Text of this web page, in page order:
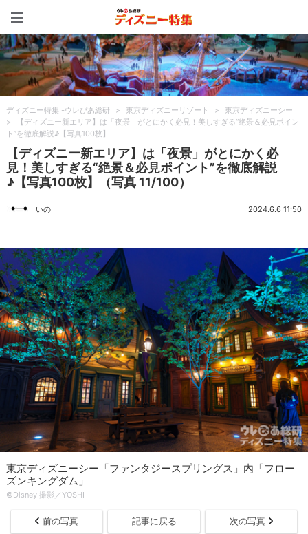
ディズニー特集 -ウレぴあ総研 > 東京ディズニーリゾート >
東京ディズニーシー
>
【ディズニー新エリア】は「夜景」がとにかく必見！美しすぎる“絶景＆必見ポイン
ト”を徹底解説♪【写真100枚】
【ディズニー新エリア】は「夜景」がとにかく必
見！美しすぎる“絶景＆必見ポイント”を徹底解説
♪【写真100枚】（写真 11/100）
いの 2024.6.6 11:50
東京ディズニーシー「ファンタジースプリングス」内「フロー
ズンキングダム」
©Disney 撮影／YOSHI
前の写真 記事に戻る 次の写真